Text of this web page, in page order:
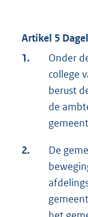
Artikel 5
1.
Onder
college
berust
de
2.
De